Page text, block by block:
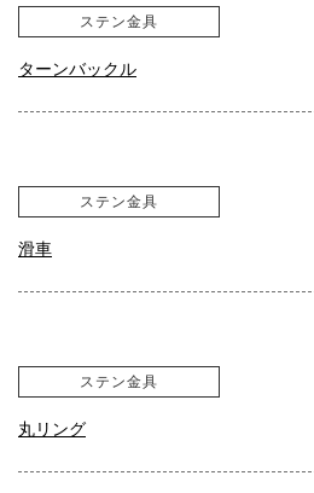
ステン金具
ターンバックル
ステン金具
滑車
ステン金具
丸リング